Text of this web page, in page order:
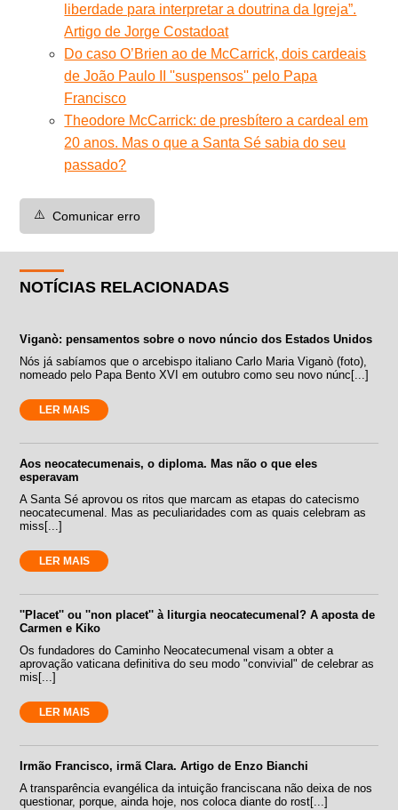
liberdade para interpretar a doutrina da Igreja”.
Artigo de Jorge Costadoat
Do caso O’Brien ao de McCarrick, dois cardeais
de João Paulo II ''suspensos'' pelo Papa
Francisco
Theodore McCarrick: de presbítero a cardeal em
20 anos. Mas o que a Santa Sé sabia do seu
passado?
⚠️ Comunicar erro
NOTÍCIAS RELACIONADAS
Viganò: pensamentos sobre o novo núncio dos Estados Unidos
Nós já sabíamos que o arcebispo italiano Carlo Maria Viganò (foto),
nomeado pelo Papa Bento XVI em outubro como seu novo núnc[...]
LER MAIS
Aos neocatecumenais, o diploma. Mas não o que eles
esperavam
A Santa Sé aprovou os ritos que marcam as etapas do catecismo
neocatecumenal. Mas as peculiaridades com as quais celebram as
miss[...]
LER MAIS
''Placet'' ou ''non placet'' à liturgia neocatecumenal? A aposta de
Carmen e Kiko
Os fundadores do Caminho Neocatecumenal visam a obter a
aprovação vaticana definitiva do seu modo "convivial" de celebrar as
mis[...]
LER MAIS
Irmão Francisco, irmã Clara. Artigo de Enzo Bianchi
A transparência evangélica da intuição franciscana não deixa de nos
questionar, porque, ainda hoje, nos coloca diante do rost[...]